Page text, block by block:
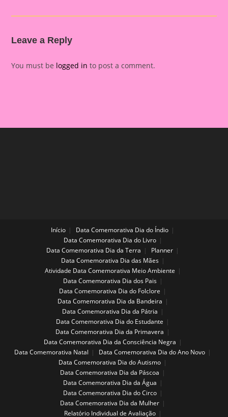
Leave a Reply
You must be logged in to post a comment.
Início
Data Comemorativa Dia do Índio
Data Comemorativa Dia do Livro
Data Comemorativa Dia da Terra
Planner
Data Comemorativa Dia das Mães
Atividade Data Comemorativa Meio Ambiente
Data Comemorativa Dia dos Pais
Data Comemorativa Dia do Folclore
Data Comemorativa Dia da Bandeira
Data Comemorativa Dia da Pátria
Data Comemorativa Dia do Estudante
Data Comemorativa Dia da Primavera
Data Comemorativa Dia da Consciência Negra
Data Comemorativa Natal
Data Comemorativa Dia do Ano Novo
Data Comemorativa Dia do Autismo
Data Comemorativa Dia da Páscoa
Data Comemorativa Dia da Água
Data Comemorativa Dia do Circo
Data Comemorativa Dia da Mulher
Relatório Individual de Avaliação